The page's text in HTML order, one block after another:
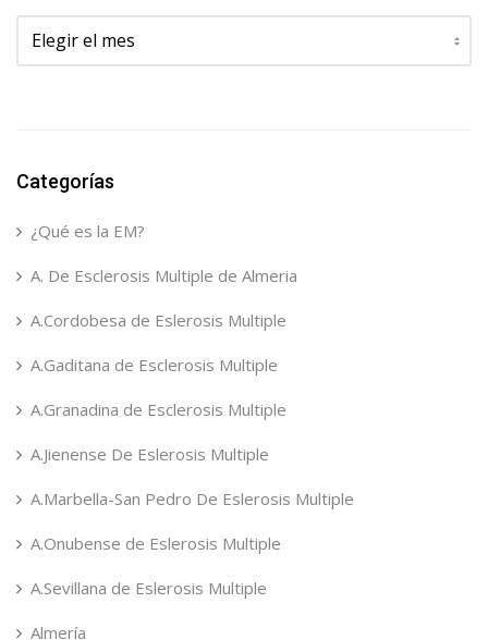
Archivos
Categorías
¿Qué es la EM?
A. De Esclerosis Multiple de Almeria
A.Cordobesa de Eslerosis Multiple
A.Gaditana de Esclerosis Multiple
A.Granadina de Esclerosis Multiple
A.Jienense De Eslerosis Multiple
A.Marbella-San Pedro De Eslerosis Multiple
A.Onubense de Eslerosis Multiple
A.Sevillana de Eslerosis Multiple
Almería